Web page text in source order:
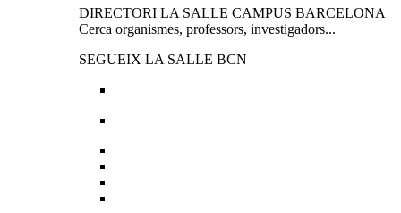
DIRECTORI LA SALLE CAMPUS BARCELONA
Cerca organismes, professors, investigadors...
SEGUEIX LA SALLE BCN